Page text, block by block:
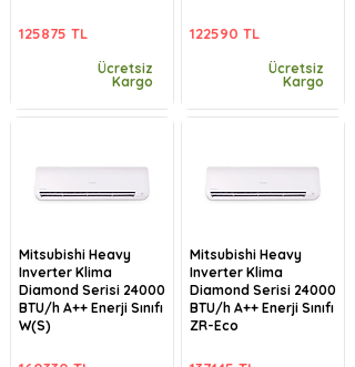
125875 TL
Ücretsiz
Kargo
Mitsubishi Heavy
Inverter Klima
Diamond Serisi 24000
BTU/h A++ Enerji Sınıfı
W(S)
122590 TL
Ücretsiz
Kargo
Mitsubishi Heavy
Inverter Klima
Diamond Serisi 24000
BTU/h A++ Enerji Sınıfı
ZR-Eco